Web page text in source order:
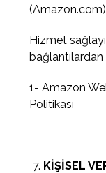
Hizmet
1- Amazon
Politikası
KİŞİSEL